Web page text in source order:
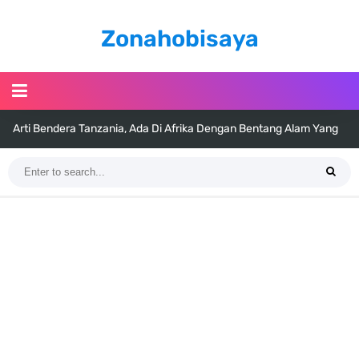
Zonahobisaya
Arti Bendera Tanzania, Ada Di Afrika Dengan Bentang Alam Yang